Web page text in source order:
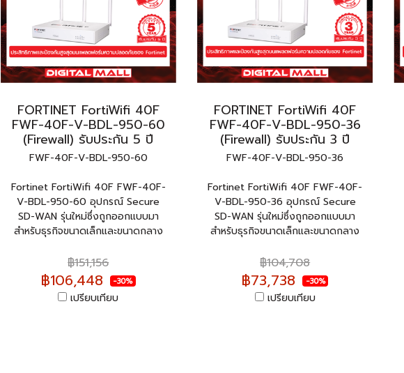
FORTINET FortiWifi 40F
FWF-40F-V-BDL-950-60
(Firewall) รับประกัน 5 ปี
FWF-40F-V-BDL-950-60
Fortinet FortiWifi 40F FWF-40F-
V-BDL-950-60 อุปกรณ์ Secure
SD-WAN รุ่นใหม่ซึ่งถูกออกแบบมา
สำหรับธุรกิจขนาดเล็กและขนาดกลาง
฿151,156
฿106,448 -30%
เปรียบเทียบ
FORTINET FortiWifi 40F
FWF-40F-V-BDL-950-36
(Firewall) รับประกัน 3 ปี
FWF-40F-V-BDL-950-36
Fortinet FortiWifi 40F FWF-40F-
V-BDL-950-36 อุปกรณ์ Secure
SD-WAN รุ่นใหม่ซึ่งถูกออกแบบมา
สำหรับธุรกิจขนาดเล็กและขนาดกลาง
฿104,708
฿73,738 -30%
เปรียบเทียบ